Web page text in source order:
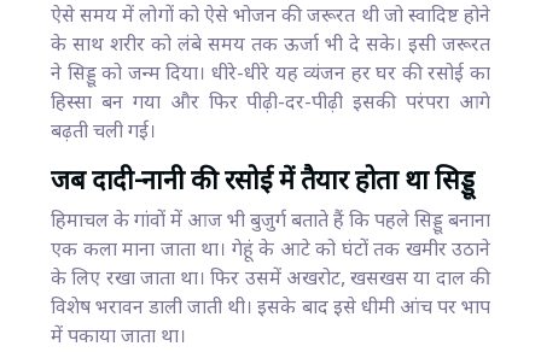
ऐसे समय में लोगों को ऐसे भोजन की जरूरत थी जो स्वादिष्ट होने
के साथ शरीर को लंबे समय तक ऊर्जा भी दे सके। इसी जरूरत
ने सिड्डू को जन्म दिया। धीरे-धीरे यह व्यंजन हर घर की रसोई का
हिस्सा बन गया और फिर पीढ़ी-दर-पीढ़ी इसकी परंपरा आगे
बढ़ती चली गई।
जब दादी-नानी की रसोई में तैयार होता था सिड्डू
हिमाचल के गांवों में आज भी बुजुर्ग बताते हैं कि पहले सिड्डू बनाना
एक कला माना जाता था। गेहूं के आटे को घंटों तक खमीर उठाने
के लिए रखा जाता था। फिर उसमें अखरोट, खसखस या दाल की
विशेष भरावन डाली जाती थी। इसके बाद इसे धीमी आंच पर भाप
में पकाया जाता था।